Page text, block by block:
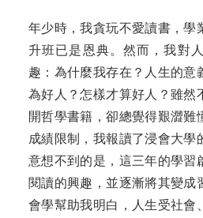
年少時，我貪玩不愛讀書，學
升班已是恩典。然而，我對
趣：為什麼我存在？人生的意
為好人？怎樣才算好人？雖然
開哲學書籍，卻總覺得艱澀難
成績限制，我報讀了浸會大學
意想不到的是，這三年的學習
閱讀的興趣，並逐漸將其變成
會學幫助我明白，人生受社會